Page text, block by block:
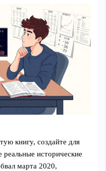
книгу, создайте для
исторические
марта 2020,